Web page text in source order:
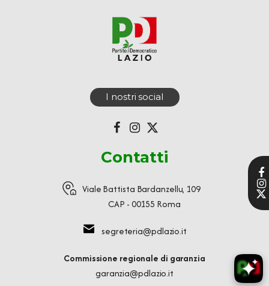
I nostri social
Contatti
Viale Battista Bardanzellu, 109
CAP - 00155 Roma
segreteria@pdlazio.it
Commissione regionale di garanzia
garanzia@pdlazio.it